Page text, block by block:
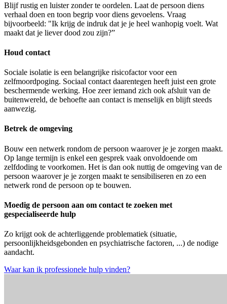
Blijf rustig en luister zonder te oordelen. Laat de persoon diens
verhaal doen en toon begrip voor diens gevoelens. Vraag
bijvoorbeeld: "Ik krijg de indruk dat je je heel wanhopig voelt. Wat
maakt dat je liever dood zou zijn?”
Houd contact
Sociale isolatie is een belangrijke risicofactor voor een
zelfmoordpoging. Sociaal contact daarentegen heeft juist een grote
beschermende werking. Hoe zeer iemand zich ook afsluit van de
buitenwereld, de behoefte aan contact is menselijk en blijft steeds
aanwezig.
Betrek de omgeving
Bouw een netwerk rondom de persoon waarover je je zorgen maakt.
Op lange termijn is enkel een gesprek vaak onvoldoende om
zelfdoding te voorkomen. Het is dan ook nuttig de omgeving van de
persoon waarover je je zorgen maakt te sensibiliseren en zo een
netwerk rond de persoon op te bouwen.
Moedig de persoon aan om contact te zoeken met
gespecialiseerde hulp
​Zo krijgt ook de achterliggende problematiek (situatie,
persoonlijkheidsgebonden en psychiatrische factoren, ...) de nodige
aandacht.
Waar kan ik professionele hulp vinden?